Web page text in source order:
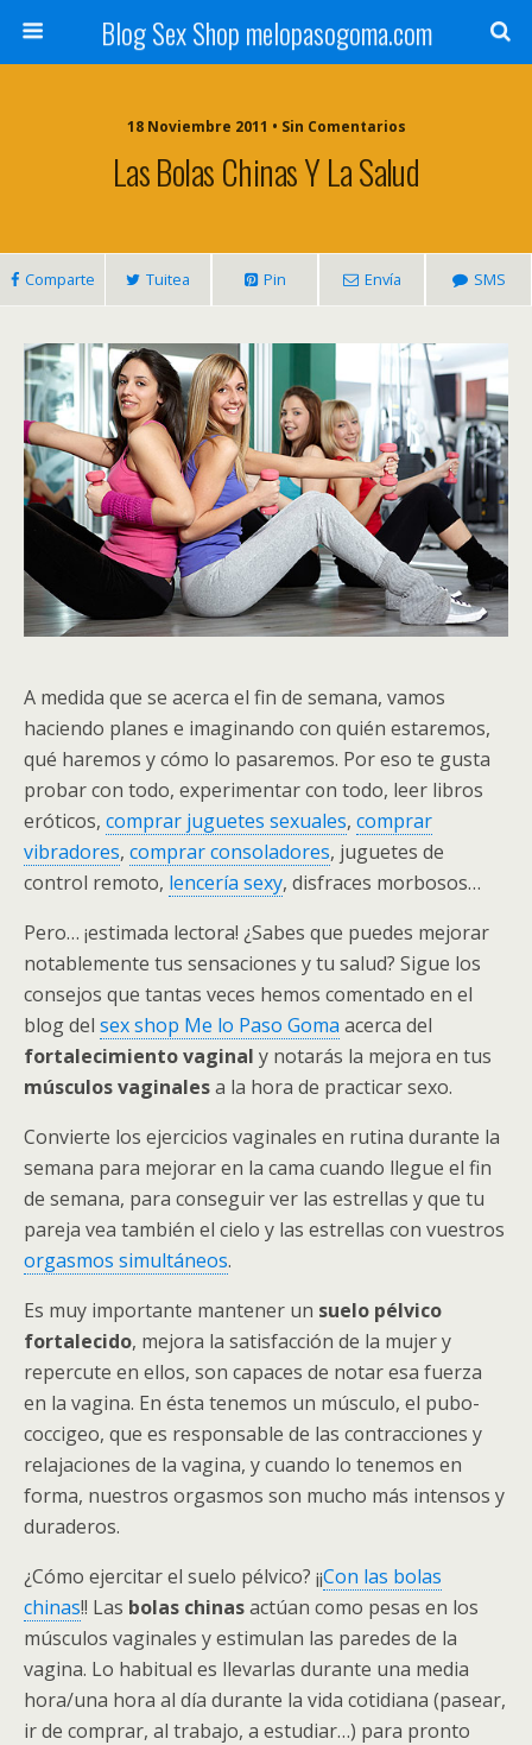
Blog Sex Shop melopasogoma.com
18 Noviembre 2011 • Sin Comentarios
Las Bolas Chinas Y La Salud
Comparte Tuitea Pin Envía SMS
A medida que se acerca el fin de semana, vamos
haciendo planes e imaginando con quién estaremos,
qué haremos y cómo lo pasaremos. Por eso te gusta
probar con todo, experimentar con todo, leer libros
eróticos, comprar juguetes sexuales, comprar
vibradores, comprar consoladores, juguetes de
control remoto, lencería sexy, disfraces morbosos…
Pero… ¡estimada lectora! ¿Sabes que puedes mejorar
notablemente tus sensaciones y tu salud? Sigue los
consejos que tantas veces hemos comentado en el
blog del sex shop Me lo Paso Goma acerca del
fortalecimiento vaginal y notarás la mejora en tus
músculos vaginalesa la hora de practicar sexo.
Convierte los ejercicios vaginales en rutina durante la
semana para mejorar en la cama cuando llegue el fin
de semana, para conseguir ver las estrellas y que tu
pareja vea también el cielo y las estrellas con vuestros
orgasmos simultáneos.
Es muy importante mantener un suelo pélvico
fortalecido, mejora la satisfacción de la mujer y
repercute en ellos, son capaces de notar esa fuerza
en la vagina. En ésta tenemos un músculo, el pubo-
coccigeo, que es responsable de las contracciones y
relajaciones de la vagina, y cuando lo tenemos en
forma, nuestros orgasmos son mucho más intensos y
duraderos.
¿Cómo ejercitar el suelo pélvico? ¡¡Con las bolas
chinas!! Las bolas chinasactúan como pesas en los
músculos vaginales y estimulan las paredes de la
vagina. Lo habitual es llevarlas durante una media
hora/una hora al día durante la vida cotidiana (pasear,
ir de comprar, al trabajo, a estudiar…) para pronto